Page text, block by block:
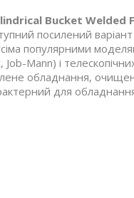
Bucket Welded
посилений
популярними
Mann) і
обладнання,
для